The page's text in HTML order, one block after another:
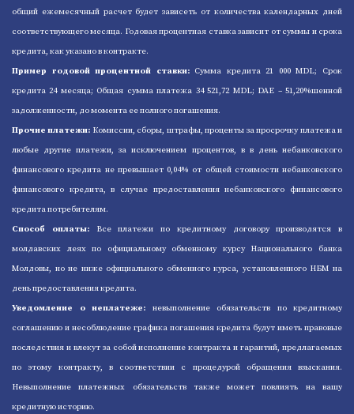
общий ежемесячный расчет будет зависеть от количества календарных дней
соответствующего месяца. Годовая процентная ставка зависит от суммы и срока
кредита, как указано в контракте.
Пример годовой процентной ставки:Cумма кредита 21 000 MDL; Срок
кредита 24 месяца; Общая сумма платежа 34 521,72 MDL; DAE – 51,20%шенной
задолженности, до момента ее полного погашения.
Прочие платежи: Комиссии, сборы, штрафы, проценты за просрочку платежа и
любые другие платежи, за исключением процентов, в в день небанковского
финансового кредита не превышает 0,04% от общей стоимости небанковского
финансового кредита, в случае предоставления небанковского финансового
кредита потребителям.
Способ оплаты:Все платежи по кредитному договору производятся в
молдавских леях по официальному обменному курсу Национального банка
Молдовы, но не ниже официального обменного курса, установленного НБМ на
день предоставления кредита.
Уведомление о неплатеже: невыполнение обязательств по кредитному
соглашению и несоблюдение графика погашения кредита будут иметь правовые
последствия и влекут за собой исполнение контракта и гарантий, предлагаемых
по этому контракту, в соответствии с процедурой обращения взыскания.
Невыполнение платежных обязательств также может повлиять на вашу
кредитную историю.